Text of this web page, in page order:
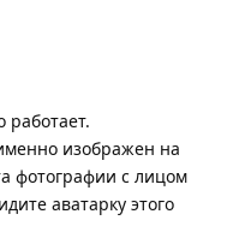
работает.
изображен на
фотографии с лицом
аватарку этого